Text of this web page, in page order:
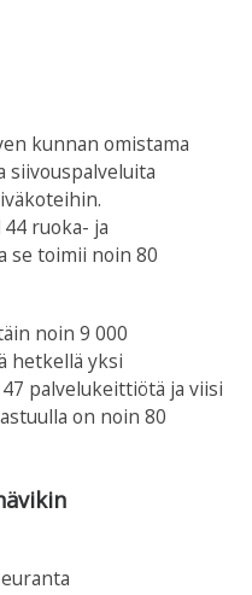
kunnan omistama
siivouspalveluita
ruoka- ja
se toimii noin 80
noin 9 000
hetkellä yksi
palvelukeittiötä ja viisi
on noin 80